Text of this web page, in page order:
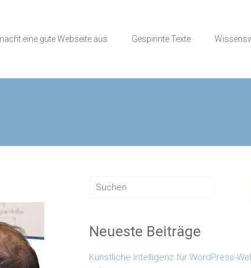
eine gute Webseite aus Gespinnte Texte
Neueste Beiträge
Künstliche Intelligenz für WordPress-